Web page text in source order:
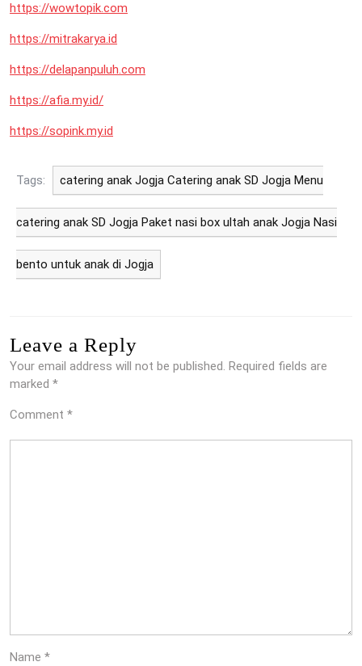
https://wowtopik.com
https://mitrakarya.id
https://delapanpuluh.com
https://afia.my.id/
https://sopink.my.id
Tags: catering anak Jogja Catering anak SD Jogja Menu
catering anak SD Jogja Paket nasi box ultah anak Jogja Nasi
bento untuk anak di Jogja
Leave a Reply
Your email address will not be published. Required fields are
marked *
Comment *
Name *